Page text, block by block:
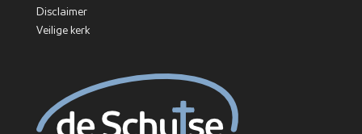
Disclaimer
Veilige kerk